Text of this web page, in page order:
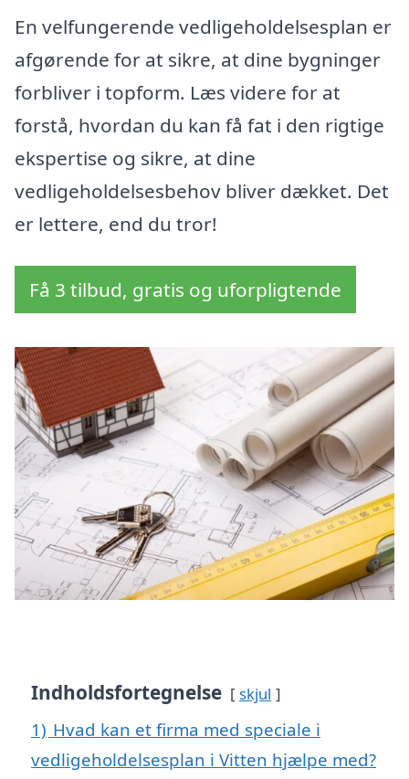
En velfungerende vedligeholdelsesplan er
afgørende for at sikre, at dine bygninger
forbliver i topform. Læs videre for at
forstå, hvordan du kan få fat i den rigtige
ekspertise og sikre, at dine
vedligeholdelsesbehov bliver dækket. Det
er lettere, end du tror!
Få 3 tilbud, gratis og uforpligtende
Indholdsfortegnelse skjul
1) Hvad kan et firma med speciale i
vedligeholdelsesplan i Vitten hjælpe med?